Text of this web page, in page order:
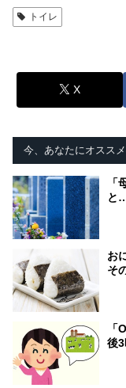
トイレ
X
今、あなたにオスス
と
お
そ
後